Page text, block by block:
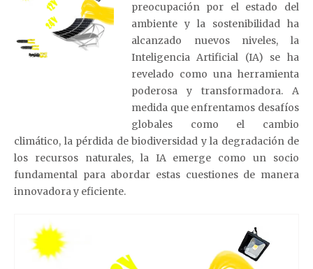
preocupación por el estado del
ambiente y la sostenibilidad ha
alcanzado nuevos niveles, la
Inteligencia Artificial (IA) se ha
revelado como una herramienta
poderosa y transformadora. A
medida que enfrentamos desafíos
globales como el cambio
climático, la pérdida de biodiversidad y la degradación de
los recursos naturales, la IA emerge como un socio
fundamental para abordar estas cuestiones de manera
innovadora y eficiente.